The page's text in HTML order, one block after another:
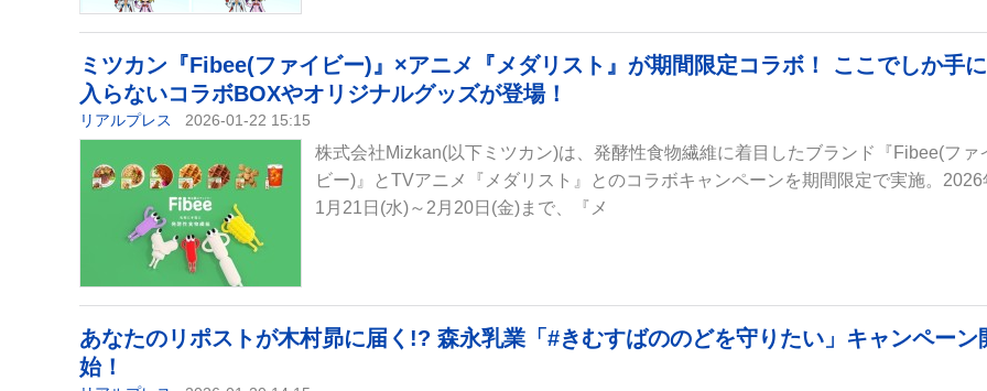
ミツカン『Fibee(ファイビー)』×アニメ『メダリスト』が期間限定コラボ！ ここでしか手に
入らないコラボBOXやオリジナルグッズが登場！
リアルプレス 2026-01-22 15:15
株式会社Mizkan(以下ミツカン)は、発酵性食物繊維に着目したブランド『Fibee(ファ
ビー)』とTVアニメ『メダリスト』とのコラボキャンペーンを期間限定で実施。2026
1月21日(水)～2月20日(金)まで、『メ
あなたのリポストが木村昴に届く!? 森永乳業「#きむすばののどを守りたい」キャンペーン
始！